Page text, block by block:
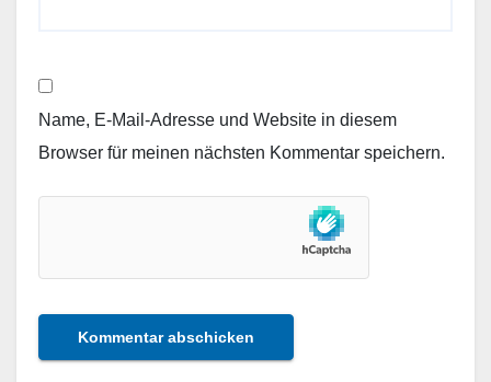
Name, E-Mail-Adresse und Website in diesem
Browser für meinen nächsten Kommentar speichern.